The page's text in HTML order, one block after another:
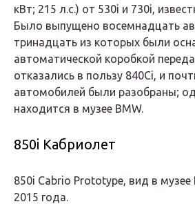
кВт; 215 л.с.) от 530i и 730i,
Было выпущено восемнадцать
тринадцать из которых были
автоматической коробкой
отказались в пользу 840Ci, и
автомобилей были разобраны;
находится в музее BMW.
850i Кабриолет
850i Cabrio Prototype, вид в музее
2015 года.